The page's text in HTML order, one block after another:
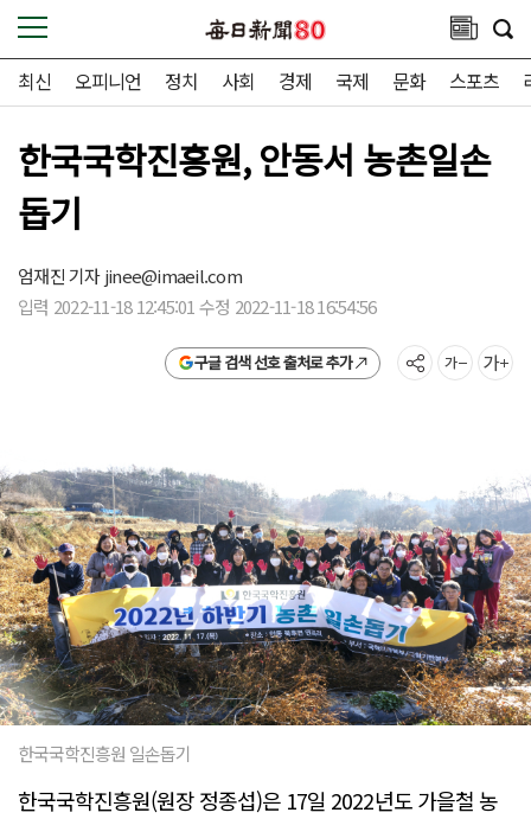
최신 오피니언 정치 사회 경제 국제 문화 스포츠
한국국학진흥원, 안동서 농촌일손
돕기
엄재진 기자jinee@imaeil.com
입력 2022-11-18 12:45:01 수정 2022-11-18 16:54:56
구글 검색 선호 출처로 추가
한국국학진흥원 일손돕기
한국국학진흥원(원장 정종섭)은 17일 2022년도 가을철 농